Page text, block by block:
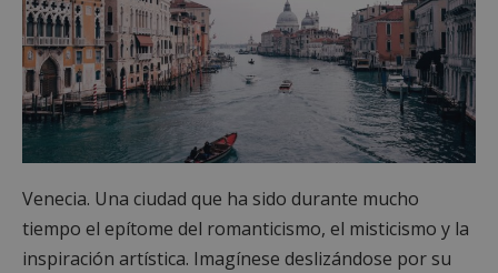
Venecia. Una ciudad que ha sido durante mucho
tiempo el epítome del romanticismo, el misticismo y la
inspiración artística. Imagínese deslizándose por su